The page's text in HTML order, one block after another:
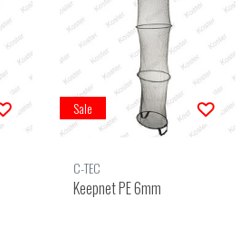
Sale
C-TEC
Keepnet PE 6mm